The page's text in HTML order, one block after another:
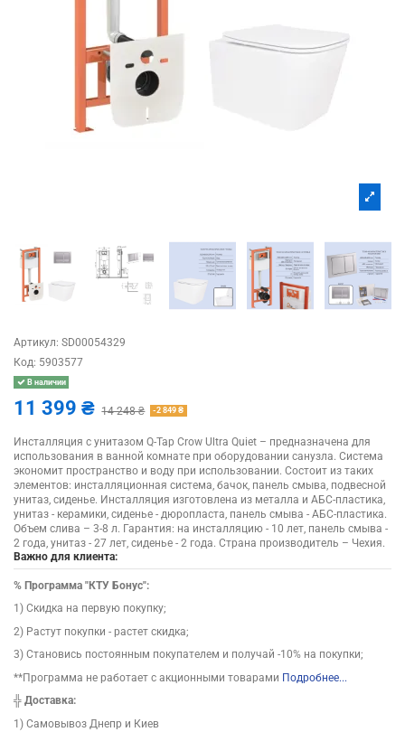
Артикул: SD00054329
Код: 5903577
В наличии
11 399 ₴ 14 248 ₴ -2 849 ₴
Инсталляция с унитазом Q-Tap Crow Ultra Quiet – предназначена для
использования в ванной комнате при оборудовании санузла. Система
экономит пространство и воду при использовании. Состоит из таких
элементов: инсталляционная система, бачок, панель смыва, подвесной
унитаз, сиденье. Инсталляция изготовлена из металла и АБС-пластика,
унитаз - керамики, сиденье - дюропласта, панель смыва - АБС-пластика.
Объем слива – 3-8 л. Гарантия: на инсталляцию - 10 лет, панель смыва -
2 года, унитаз - 27 лет, сиденье - 2 года. Страна производитель – Чехия.
Важно для клиента:
% Программа "КТУ Бонус":
1) Скидка на первую покупку;
2) Растут покупки - растет скидка;
3) Становись постоянным покупателем и получай -10% на покупки;
**Программа не работает с акционными товарами Подробнее...
╬ Доставка:
1) Самовывоз Днепр и Киев